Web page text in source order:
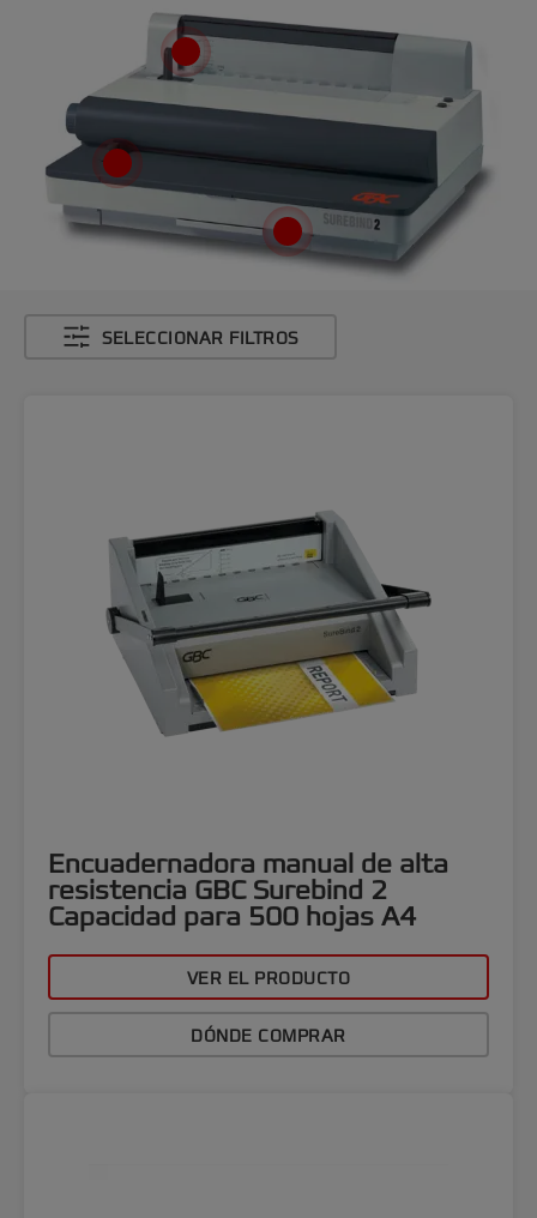
SELECCIONAR FILTROS
Encuadernadora manual de alta
resistencia GBC Surebind 2
Capacidad para 500 hojas A4
VER EL PRODUCTO
DÓNDE COMPRAR